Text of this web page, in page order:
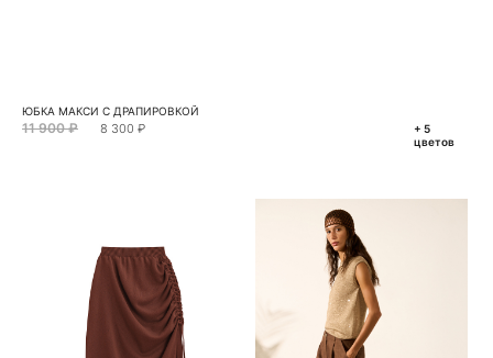
ЮБКА МАКСИ С ДРАПИРОВКОЙ
11 900 ₽ 8 300 ₽
+ 5
цветов